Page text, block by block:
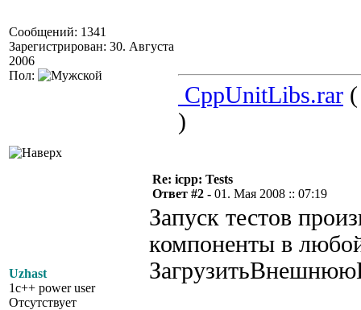
Сообщений: 1341
Зарегистрирован: 30. Августа
2006
Пол:
CppUnitLibs.rar
)
Uzhast
1c++ power user
Отсутствует
Re: icpp: Tests
Ответ #2 - 01. Мая 2008 :: 07:19
Запуск тестов
компоненты в